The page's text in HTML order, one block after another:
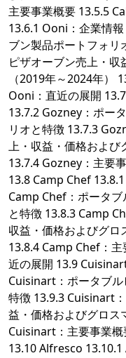
主要事業概要 13.5.5
13.6.1 Ooni：企業情
ブン製品ポートフォ
ピザオーブン売上・
（2019年～2024年）
Ooni：直近の展開
13.7.2 Gozney：ポー
リオと特徴 13.7.3
上・収益・価格および
13.7.4 Gozney：主要
13.8 Camp Chef
Camp Chef：ポータ
と特徴 13.8.3 Camp
収益・価格およびグロ
13.8.4 Camp Chef：
近の展開 13.9
Cuisinart：ポータブル
特徴 13.9.3 Cuisinart
益・価格およびグロス
Cuisinart：主要事業
13.10 Alfresco